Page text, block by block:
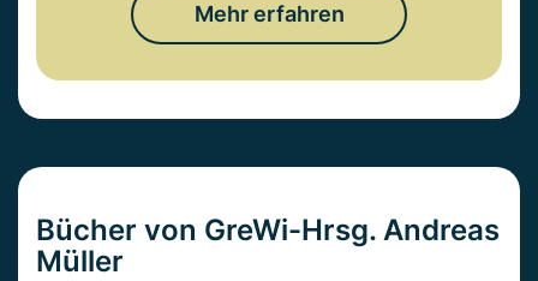
Mehr erfahren
Bücher von GreWi-Hrsg. Andreas
Müller